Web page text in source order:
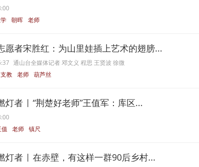
朝晖 老师
愿者宋胜红：为山里娃插上艺术的翅膀...
通山台全媒体记者 邓文义 程思 王贤波 徐微
支教 老师 葫芦丝
灯者 | “荆楚好老师”王值军：库区...
老师 镇尺
灯者 | 在赤壁，有这样一群90后乡村...